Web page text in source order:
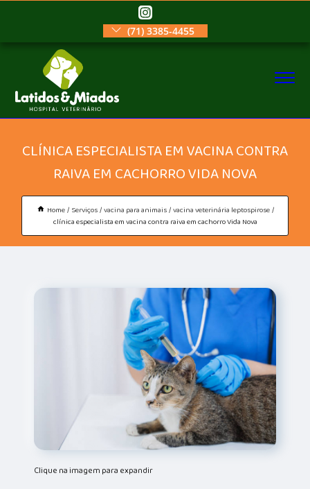
(71) 3385-4455
CLÍNICA ESPECIALISTA EM VACINA CONTRA
RAIVA EM CACHORRO VIDA NOVA
Home Serviços vacina para animais vacina veterinária leptospirose
clínica especialista em vacina contra raiva em cachorro Vida Nova
Clique na imagem para expandir